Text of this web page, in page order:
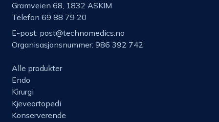
Gramveien 68, 1832 ASKIM
Telefon 69 88 79 20
E-post: post@technomedics.no
Organisasjonsnummer: 986 392 742
Alle produkter
Endo
Kirurgi
Kjeveortopedi
Konserverende